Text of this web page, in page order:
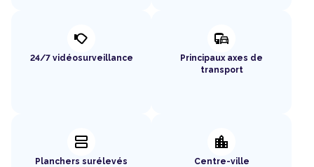
nest_cam_outdoor
24/7 vidéosurveillance
commute
Principaux axes de
transport
splitscreen
Planchers surélevés
location_city
Centre-ville